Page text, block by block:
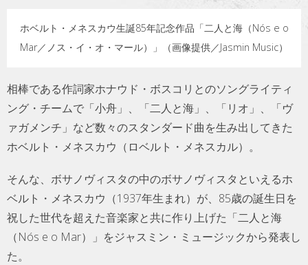
ホベルト・メネスカウ生誕85年記念作品「二人と海（Nós e o
Mar／ノス・イ・オ・マール）」（画像提供／Jasmin Music）
相棒である作詞家ホナウド・ボスコリとのソングライティ
ング・チームで「小舟」、「二人と海」、「リオ」、「ヴ
ァガメンチ」など数々のスタンダード曲を生み出してきた
ホベルト・メネスカウ（ロベルト・メネスカル）。
そんな、ボサノヴィスタの中のボサノヴィスタといえるホ
ベルト・メネスカウ（1937年生まれ）が、85歳の誕生日を
祝した世代を超えた音楽家と共に作り上げた「二人と海
（Nós e o Mar）」をジャスミン・ミュージックから発表し
た。